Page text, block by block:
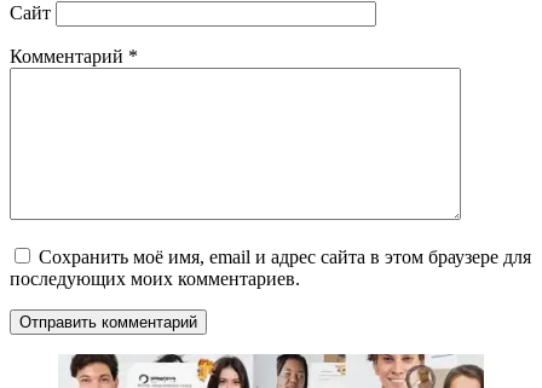
Сайт
Комментарий *
Сохранить моё имя, email и адрес сайта в этом браузере для
последующих моих комментариев.